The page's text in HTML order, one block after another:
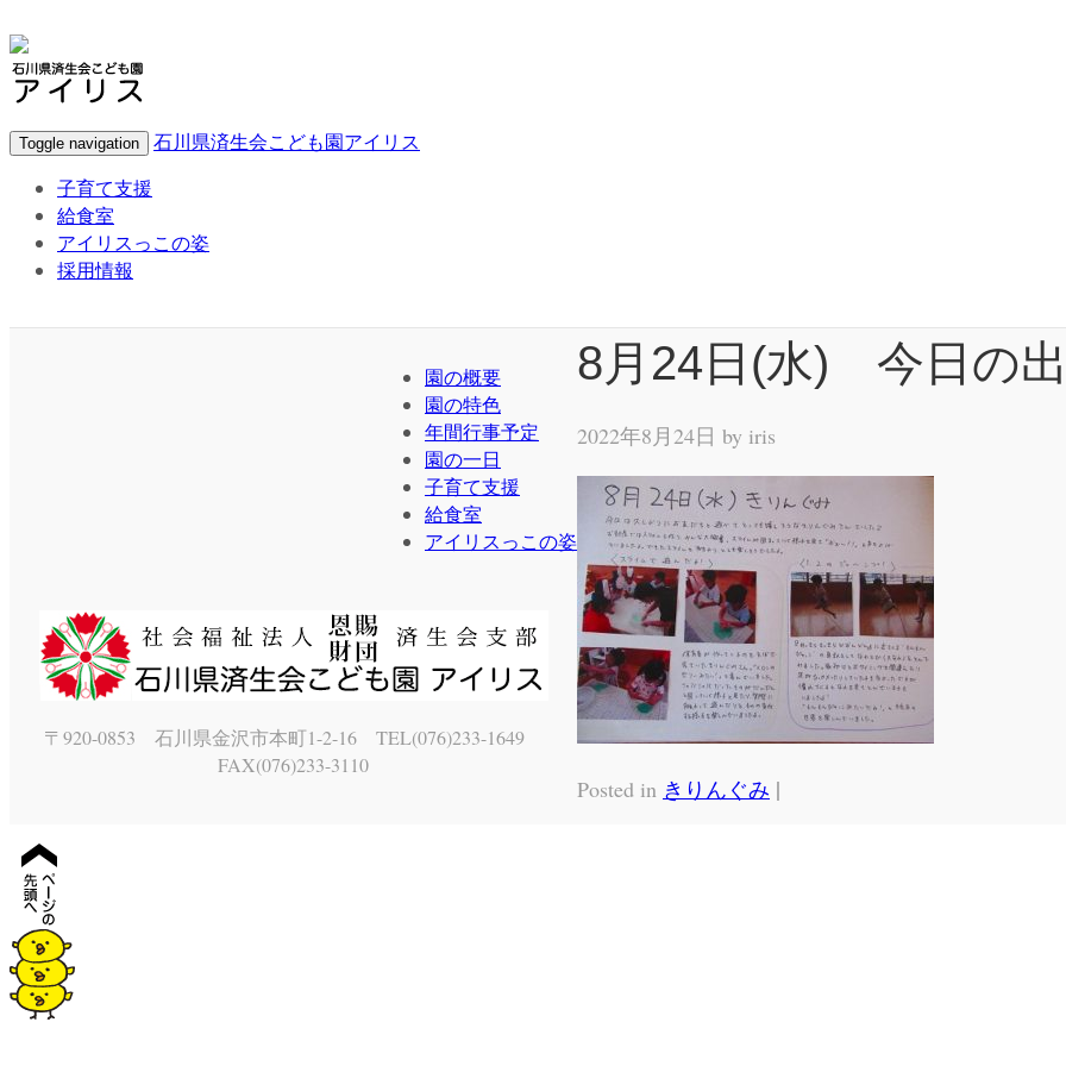
Toggle navigation
石川県済生会こども園アイリス
子育て支援
給食室
アイリスっこの姿
採用情報
8月24日(水) 今日の
2022年8月24日 by iris
Posted in きりんぐみ |
園の概要
園の特色
年間行事予定
園の一日
子育て支援
給食室
アイリスっこの姿
〒920-0853 石川県金沢市本町1-2-16 TEL(076)233-1649
FAX(076)233-3110